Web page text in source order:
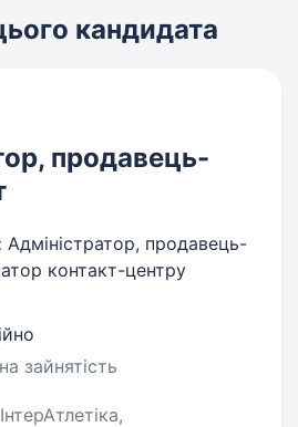
кандидата
продавець-
Адміністратор, продавець-
контакт-центру
зайнятість
ІнтерАтлетіка,